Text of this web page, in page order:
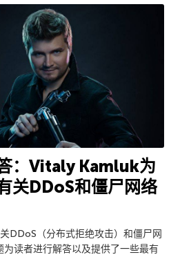
：Vitaly Kamluk为
关DDoS和僵尸网络
DDoS（分布式拒绝攻击）和僵尸网
为读者进行解答以及提供了一些最有